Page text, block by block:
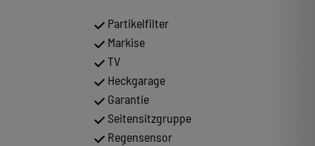
Partikelfilter
Markise
TV
Heckgarage
Garantie
Seitensitzgruppe
Regensensor